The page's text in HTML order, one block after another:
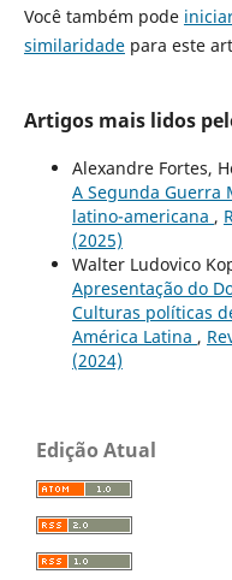
Você também pode
similaridadepara este
Artigos mais lidos
Alexandre Fortes,
A Segunda Guerra
latino-americana ,
(2025)
Walter Ludovico
Apresentação do
Culturas políticas
América Latina ,
(2024)
Edição Atual